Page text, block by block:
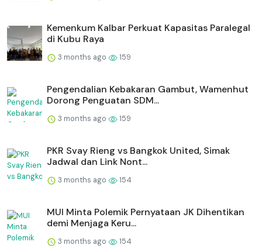
Kemenkum Kalbar Perkuat Kapasitas Paralegal
di Kubu Raya
3 months ago 159
Pengendalian Kebakaran Gambut, Wamenhut
Dorong Penguatan SDM...
3 months ago 159
PKR Svay Rieng vs Bangkok United, Simak
Jadwal dan Link Nont...
3 months ago 154
MUI Minta Polemik Pernyataan JK Dihentikan
demi Menjaga Keru...
3 months ago 154